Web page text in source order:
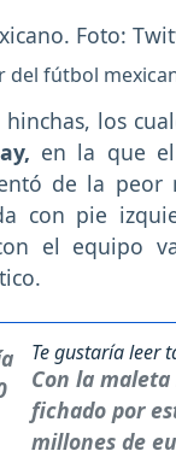
del fútbol
los
en la que el
de la peor
con pie
el equipo
Te gustaría leer
Con la
fichado por
millones de